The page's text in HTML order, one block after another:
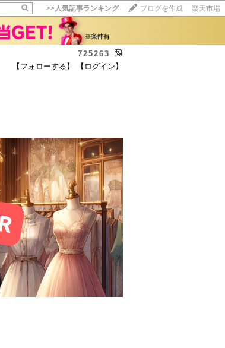
>>人気記事ランキング ブログを作成 楽天市場
725263
【フォローする】
【ログイン】